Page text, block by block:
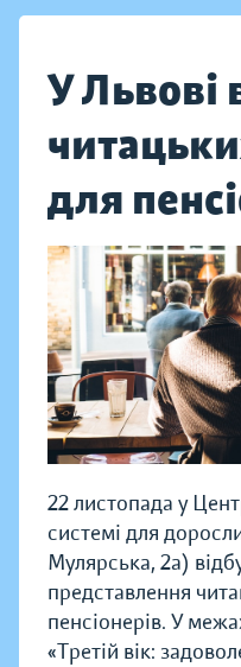
У Львові
для
22 листопада у
системі для
Мулярська, 2а)
представлення
пенсіонерів. У
«Третій вік: